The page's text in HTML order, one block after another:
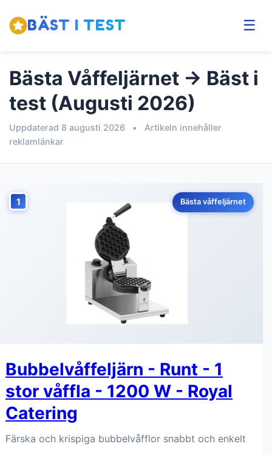
BÄST I TEST ☰
Bästa Våffeljärnet → Bäst i
test (Augusti 2026)
Uppdaterad 8 augusti 2026 •
Artikeln innehåller
reklamlänkar
1 Bästa våffeljärnet
Bubbelvåffeljärn - Runt - 1
stor våffla - 1200 W - Royal
Catering
Färska och krispiga bubbelvåfflor snabbt och enkelt